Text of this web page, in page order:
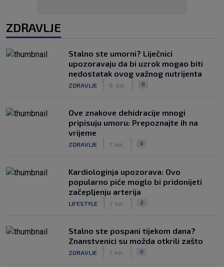
ZDRAVLJE
Stalno ste umorni? Liječnici
upozoravaju da bi uzrok mogao biti
nedostatak ovog važnog nutrijenta
ZDRAVLJE 8. kol. 0
Ove znakove dehidracije mnogi
pripisuju umoru: Prepoznajte ih na
vrijeme
ZDRAVLJE 7. kol. 0
Kardiologinja upozorava: Ovo
popularno piće moglo bi pridonijeti
začepljenju arterija
LIFESTYLE 7. kol. 2
Stalno ste pospani tijekom dana?
Znanstvenici su možda otkrili zašto
ZDRAVLJE 7. kol. 0